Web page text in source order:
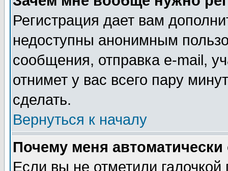
Регистрация дает вам
недоступны анонимным
сообщения, отправка e-mail,
отнимет у вас всего пару
сделать.
Вернуться к началу
Почему меня автоматически
Если вы не отметили галочкой